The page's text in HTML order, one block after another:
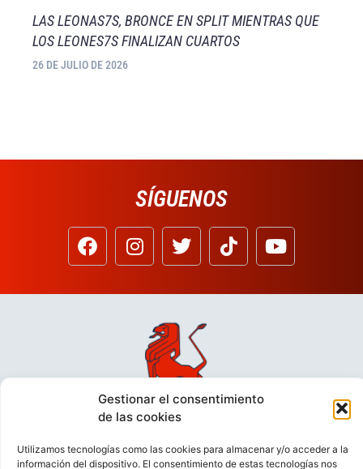
Gestionar el consentimiento
de las cookies
Utilizamos tecnologías como las cookies para almacenar y/o acceder a la
información del dispositivo. El consentimiento de estas tecnologías nos
LAS LEONAS7S, BRONCE EN SPLIT MIENTRAS QUE
LOS LEONES7S FINALIZAN CUARTOS
26 DE JULIO DE 2026
SÍGUENOS